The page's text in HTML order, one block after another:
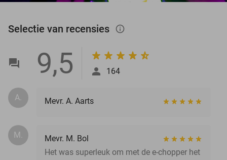
Selectie van recensies info_outlined
9,5 164
A. Mevr. A. Aarts
M.
Mevr. M. Bol
Het was superleuk om met de e-chopper het